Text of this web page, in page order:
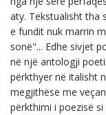
aty. Tekstualisht tha
e fundit nuk marrin
sonë"... Edhe sivjet
në një antologji
përkthyer në italisht
megjithëse me
përkthimi i poezisë